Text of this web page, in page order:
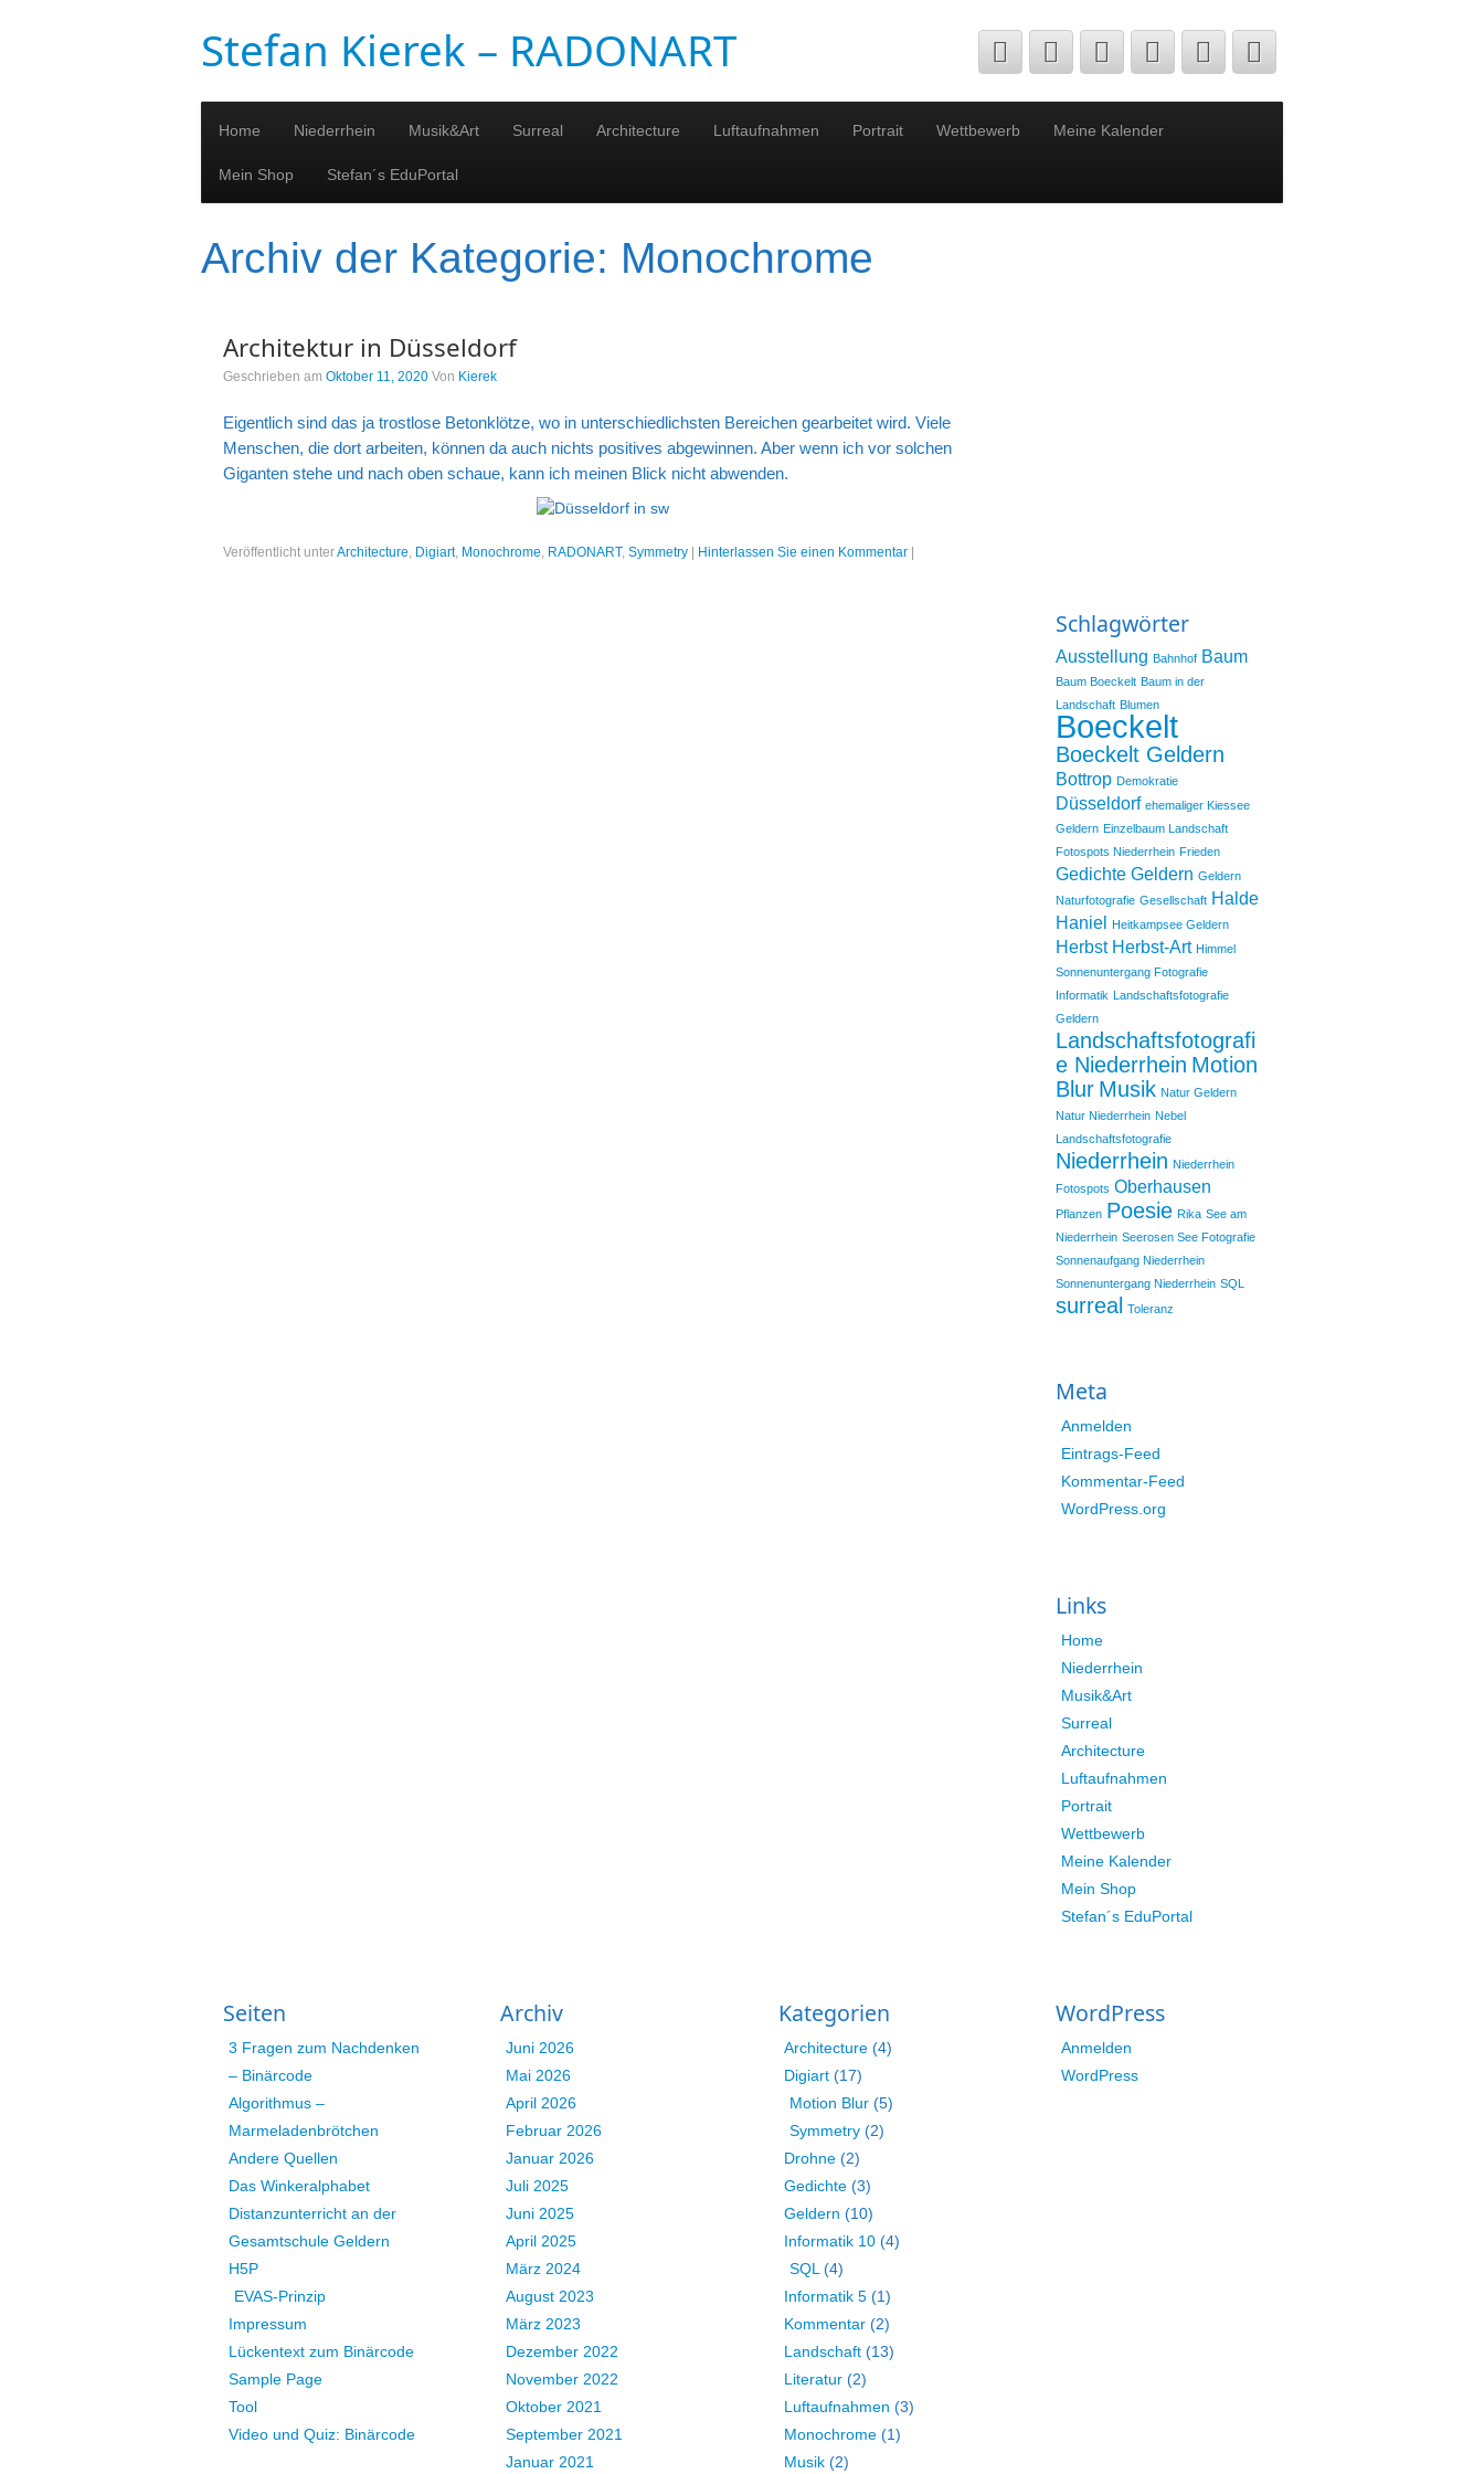
Stefan Kierek – RADONART
Home Niederrhein Musik&Art Surreal Architecture Luftaufnahmen Portrait Wettbewerb Meine Kalender
Mein Shop Stefan´s EduPortal
Archiv der Kategorie: Monochrome
Architektur in Düsseldorf
Geschrieben am Oktober 11, 2020 Von Kierek
Eigentlich sind das ja trostlose Betonklötze, wo in unterschiedlichsten Bereichen gearbeitet wird. Viele
Menschen, die dort arbeiten, können da auch nichts positives abgewinnen. Aber wenn ich vor solchen
Giganten stehe und nach oben schaue, kann ich meinen Blick nicht abwenden.
Veröffentlicht unterArchitecture, Digiart, Monochrome, RADONART, Symmetry Hinterlassen Sie einen Kommentar
Schlagwörter
Ausstellung Bahnhof Baum
Baum Boeckelt Baum in der
Landschaft Blumen
Boeckelt
Boeckelt Geldern
Bottrop Demokratie
Düsseldorf ehemaliger Kiessee
Geldern Einzelbaum Landschaft
Fotospots Niederrhein Frieden
Gedichte Geldern Geldern
Naturfotografie Gesellschaft Halde
Haniel
Heitkampsee Geldern
Herbst Herbst-Art Himmel
Sonnenuntergang Fotografie
Informatik Landschaftsfotografie
Geldern
Landschaftsfotografi
e Niederrhein Motion
Blur Musik Natur Geldern
Natur Niederrhein Nebel
Landschaftsfotografie
Niederrhein Niederrhein
Fotospots Oberhausen
Pflanzen Poesie Rika See am
Niederrhein Seerosen See Fotografie
Sonnenaufgang Niederrhein
Sonnenuntergang Niederrhein SQL
surreal Toleranz
Meta
Anmelden
Eintrags-Feed
Kommentar-Feed
WordPress.org
Links
Home
Niederrhein
Musik&Art
Surreal
Architecture
Luftaufnahmen
Portrait
Wettbewerb
Meine Kalender
Mein Shop
Stefan´s EduPortal
Seiten
3 Fragen zum Nachdenken
– Binärcode
Algorithmus –
Marmeladenbrötchen
Andere Quellen
Das Winkeralphabet
Distanzunterricht an der
Gesamtschule Geldern
H5P
EVAS-Prinzip
Impressum
Lückentext zum Binärcode
Sample Page
Tool
Video und Quiz: Binärcode
Archiv
Juni 2026
Mai 2026
April 2026
Februar 2026
Januar 2026
Juli 2025
Juni 2025
April 2025
März 2024
August 2023
März 2023
Dezember 2022
November 2022
Oktober 2021
September 2021
Januar 2021
Kategorien
Architecture(4)
Digiart(17)
Motion Blur(5)
Symmetry(2)
Drohne(2)
Gedichte(3)
Geldern (10)
Informatik 10(4)
SQL(4)
Informatik 5(1)
Kommentar(2)
Landschaft(13)
Literatur(2)
Luftaufnahmen (3)
Monochrome(1)
Musik(2)
WordPress
Anmelden
WordPress